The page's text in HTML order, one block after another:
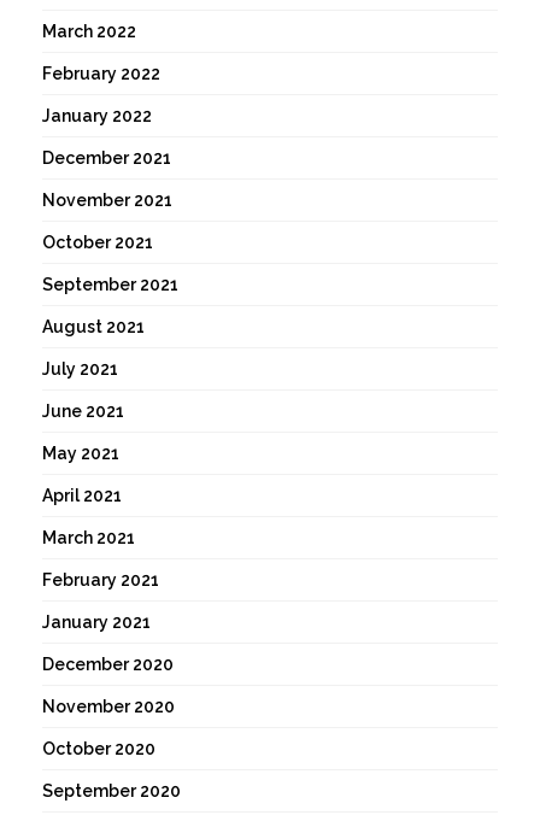
March 2022
February 2022
January 2022
December 2021
November 2021
October 2021
September 2021
August 2021
July 2021
June 2021
May 2021
April 2021
March 2021
February 2021
January 2021
December 2020
November 2020
October 2020
September 2020